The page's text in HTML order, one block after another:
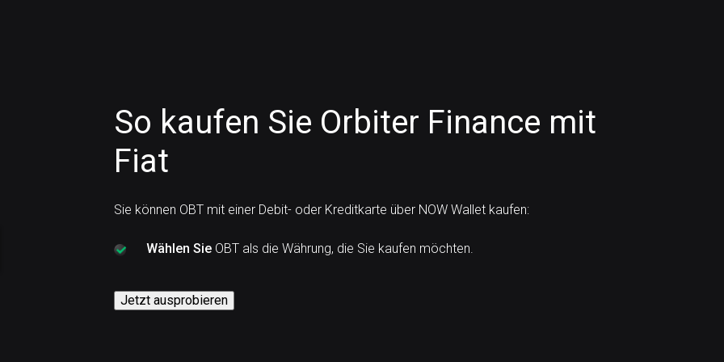
So kaufen Sie Orbiter Finance mit
Fiat
Sie können OBT mit einer Debit- oder Kreditkarte über NOW Wallet kaufen:
Wählen SieOBT als die Währung, die Sie kaufen möchten.
Jetzt ausprobieren